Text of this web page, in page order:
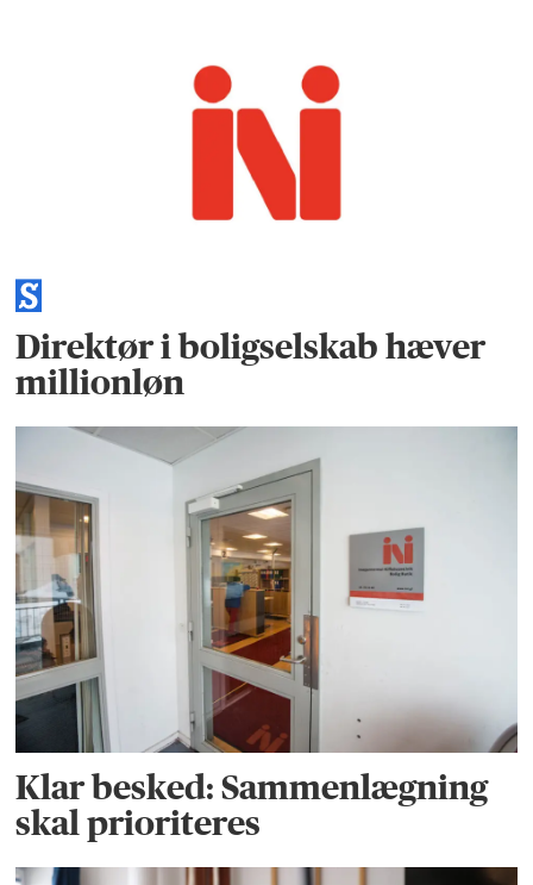
Direktør i boligselskab hæver
millionløn
Klar besked: Sammenlægning
skal prioriteres